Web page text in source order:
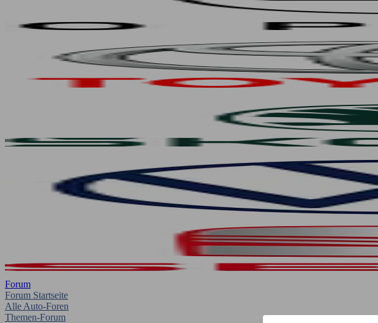
Forum
Forum Startseite
Alle Auto-Foren
Themen-Forum